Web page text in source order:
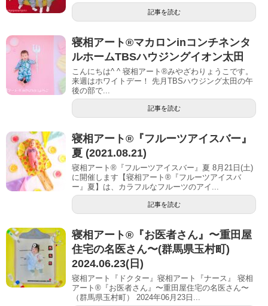
記事を読む
寝相アート®︎マカロンinコンチネンタ
ルホームTBSハウジングイオン太田
こんにちは^ ^ 寝相アート®︎みやざわりょうこです。
来週はホワイトデー！ 先月TBSハウジング太田の午
後の部で...
記事を読む
寝相アート®︎『フルーツアイスバー』
夏 (2021.08.21)
寝相アート®『フルーツアイスバー』夏 8月21日(土)
に開催します【寝相アート®︎『フルーツアイスバ
ー』夏】は、カラフルなフルーツのアイ...
記事を読む
寝相アート®︎『お医者さん』〜重田屋
住宅の名医さん〜(群馬県玉村町)
2024.06.23(日)
寝相アート『ドクター』寝相アート『ナース』 寝相
アート®『お医者さん』〜重田屋住宅の名医さん〜
（群馬県玉村町） 2024年06月23日...